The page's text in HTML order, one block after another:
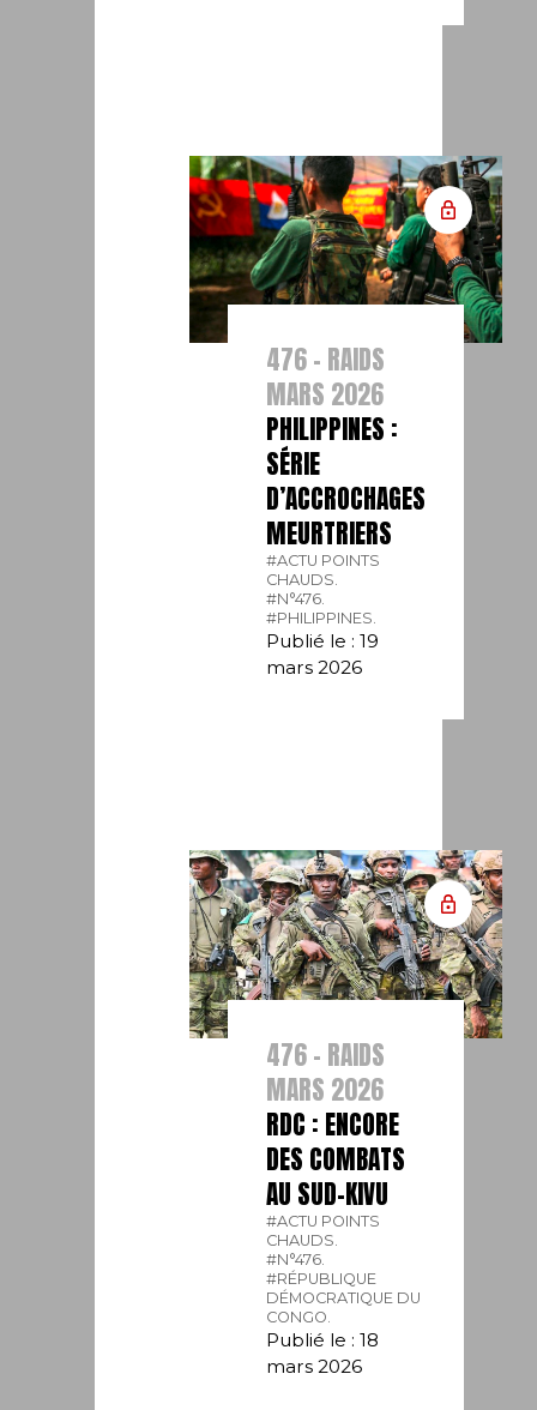
476 - RAIDS
MARS 2026
PHILIPPINES :
SÉRIE
D’ACCROCHAGES
MEURTRIERS
#ACTU POINTS
CHAUDS.
#N°476.
#PHILIPPINES.
Publié le : 19
mars 2026
476 - RAIDS
MARS 2026
RDC : ENCORE
DES COMBATS
AU SUD-KIVU
#ACTU POINTS
CHAUDS.
#N°476.
#RÉPUBLIQUE
DÉMOCRATIQUE DU
CONGO.
Publié le : 18
mars 2026